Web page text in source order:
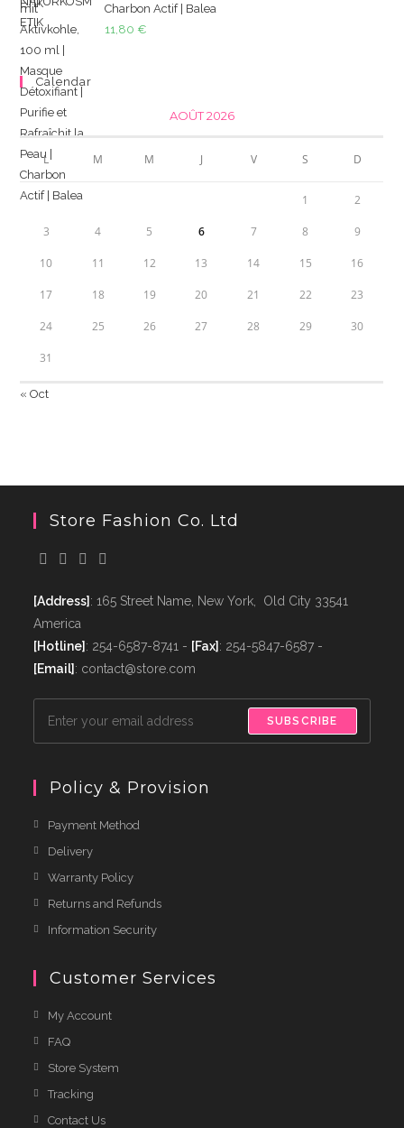
Charbon Actif | Balea
11,80 €
Calendar
AOÛT 2026
L M M J V S D
1 2
3 4 5 6 7 8 9
10 11 12 13 14 15 16
17 18 19 20 21 22 23
24 25 26 27 28 29 30
31
« Oct
Store Fashion Co. Ltd
[Address]: 165 Street Name, New York, Old City 33541
America
[Hotline]: 254-6587-8741 - [Fax]: 254-5847-6587 -
[Email]: contact@store.com
SUBSCRIBE
Policy & Provision
Payment Method
Delivery
Warranty Policy
Returns and Refunds
Information Security
Customer Services
My Account
FAQ
Store System
Tracking
Contact Us